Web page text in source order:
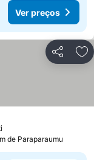
Ver preços
Partilhar
de Paraparaumu